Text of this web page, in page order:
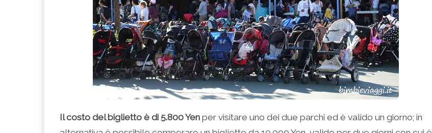
Il costo del biglietto è di 5.800 Yen per visitare uno dei due parchi ed è valido un giorno; in